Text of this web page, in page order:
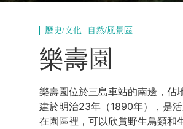
歷史/文化 自然/風景區
樂壽園
樂壽園位於三島車站的南邊，佔
建於明治23年（1890年），是
在園區裡，可以欣賞野生鳥類和